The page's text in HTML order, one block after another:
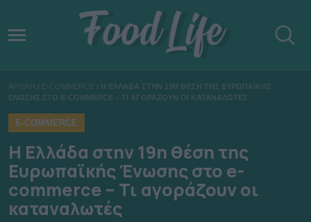
ΑΡΧΙΚΗ / E-COMMERCE / Η ΕΛΛΑΔΑ ΣΤΗΝ 19Η ΘΕΣΗ ΤΗΣ ΕΥΡΩΠΑΪΚΗΣ
ΕΝΩΣΗΣ ΣΤΟ E-COMMERCE – ΤΙ ΑΓΟΡΑΖΟΥΝ ΟΙ ΚΑΤΑΝΑΛΩΤΕΣ
E-COMMERCE
Η Ελλάδα στην 19η θέση της
Ευρωπαϊκής Ένωσης στο e-
commerce – Τι αγοράζουν οι
καταναλωτές